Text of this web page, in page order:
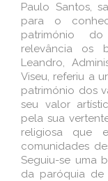
Paulo Santos,
para o
património
relevância os
Leandro,
Viseu, referiu a
património dos
seu valor
pela sua
religiosa que
comunidades
Seguiu-se uma
da paróquia de